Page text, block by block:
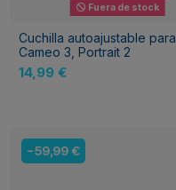
Fuera de stock
Cuchilla autoajustable para
Cameo 3, Portrait 2
14,99 €
-59,99 €